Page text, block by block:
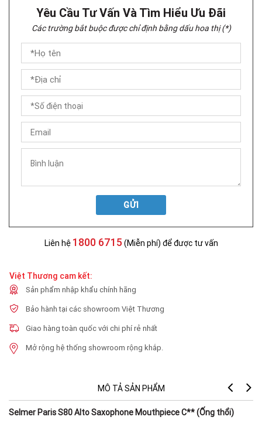
Yêu Cầu Tư Vấn Và Tìm Hiểu Ưu Đãi
Các trường bắt buộc được chỉ định bằng dấu hoa thị (*)
GỬI
Liên hệ 1800 6715 (Miễn phí) để được tư vấn
Việt Thương cam kết:
Sản phẩm nhập khẩu chính hãng
Bảo hành tại các showroom Việt Thương
Giao hàng toàn quốc với chi phí rẻ nhất
Mở rộng hệ thống showroom rộng khắp.
MÔ TẢ SẢN PHẨM
Selmer Paris S80 Alto Saxophone Mouthpiece C** (Ống thổi)